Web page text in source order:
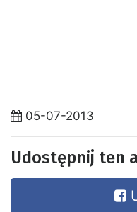
05-07-2013
Udostępnij ten